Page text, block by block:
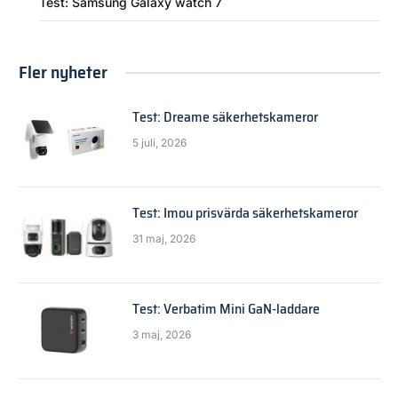
Fler nyheter
Test: Dreame säkerhetskameror
5 juli, 2026
Test: Imou prisvärda säkerhetskameror
31 maj, 2026
Test: Verbatim Mini GaN-laddare
3 maj, 2026